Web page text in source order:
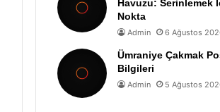
Havuzu: Serinlemek
Nokta
Admin 6 Ağustos
Ümraniye Çakmak
Bilgileri
Admin 5 Ağustos